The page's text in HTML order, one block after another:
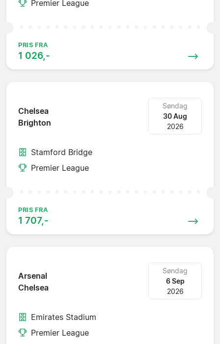
Premier League
PRIS FRA
1 026,-
Chelsea
Brighton
Søndag
30 Aug
2026
Stamford Bridge
Premier League
PRIS FRA
1 707,-
Arsenal
Chelsea
Søndag
6 Sep
2026
Emirates Stadium
Premier League